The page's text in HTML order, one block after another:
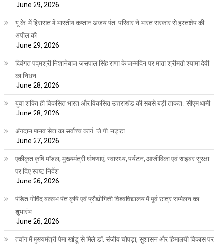
June 29, 2026
यू.के. में हिरासत में भारतीय कप्तान अजय पंत: परिवार ने भारत सरकार से हस्तक्षेप की
अपील की
June 29, 2026
दिवंगत पद्मश्री निशानेबाज जसपाल सिंह राणा के जन्मदिन पर माता श्रीमती श्यामा देवी
का निधन
June 28, 2026
युवा शक्ति ही विकसित भारत और विकसित उत्तराखंड की सबसे बड़ी ताकत : सीएम धामी
June 28, 2026
अंगदान मानव सेवा का सर्वोच्च कार्य: जे.पी. नड्डा
June 27, 2026
एकीकृत कृषि मॉडल, मुख्यमंत्री घोषणाएं, स्वास्थ्य, पर्यटन, आजीविका एवं साइबर सुरक्षा
पर दिए स्पष्ट निर्देश
June 26, 2026
पंडित गोविंद बल्लभ पंत कृषि एवं प्रौद्योगिकी विश्वविद्यालय में पूर्व छात्र सम्मेलन का
शुभारंभ
June 26, 2026
तवांग में मुख्यमंत्री पेमा खांडू से मिले डॉ. संजीव चोपड़ा, सुशासन और हिमालयी विकास पर